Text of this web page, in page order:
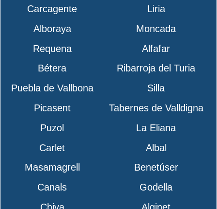
Carcagente
Liria
Alboraya
Moncada
Requena
Alfafar
Bétera
Ribarroja del Turia
Puebla de Vallbona
Silla
Picasent
Tabernes de Valldigna
Puzol
La Eliana
Carlet
Albal
Masamagrell
Benetúser
Canals
Godella